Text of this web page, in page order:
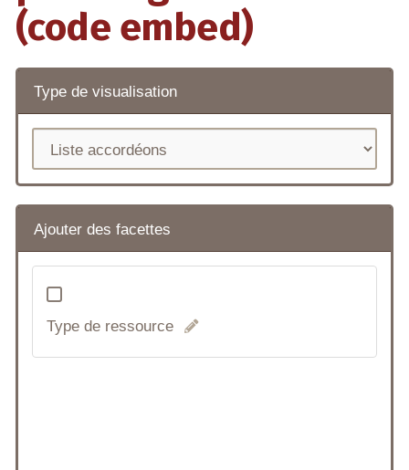
(code embed)
Type de visualisation
Ajouter des facettes
Type de ressource